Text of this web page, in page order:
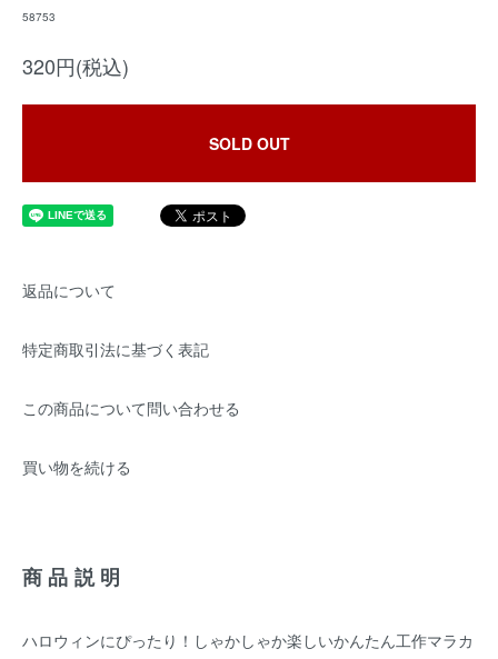
58753
320円(税込)
SOLD OUT
返品について
特定商取引法に基づく表記
この商品について問い合わせる
買い物を続ける
商品説明
ハロウィンにぴったり！しゃかしゃか楽しいかんたん工作マラカ